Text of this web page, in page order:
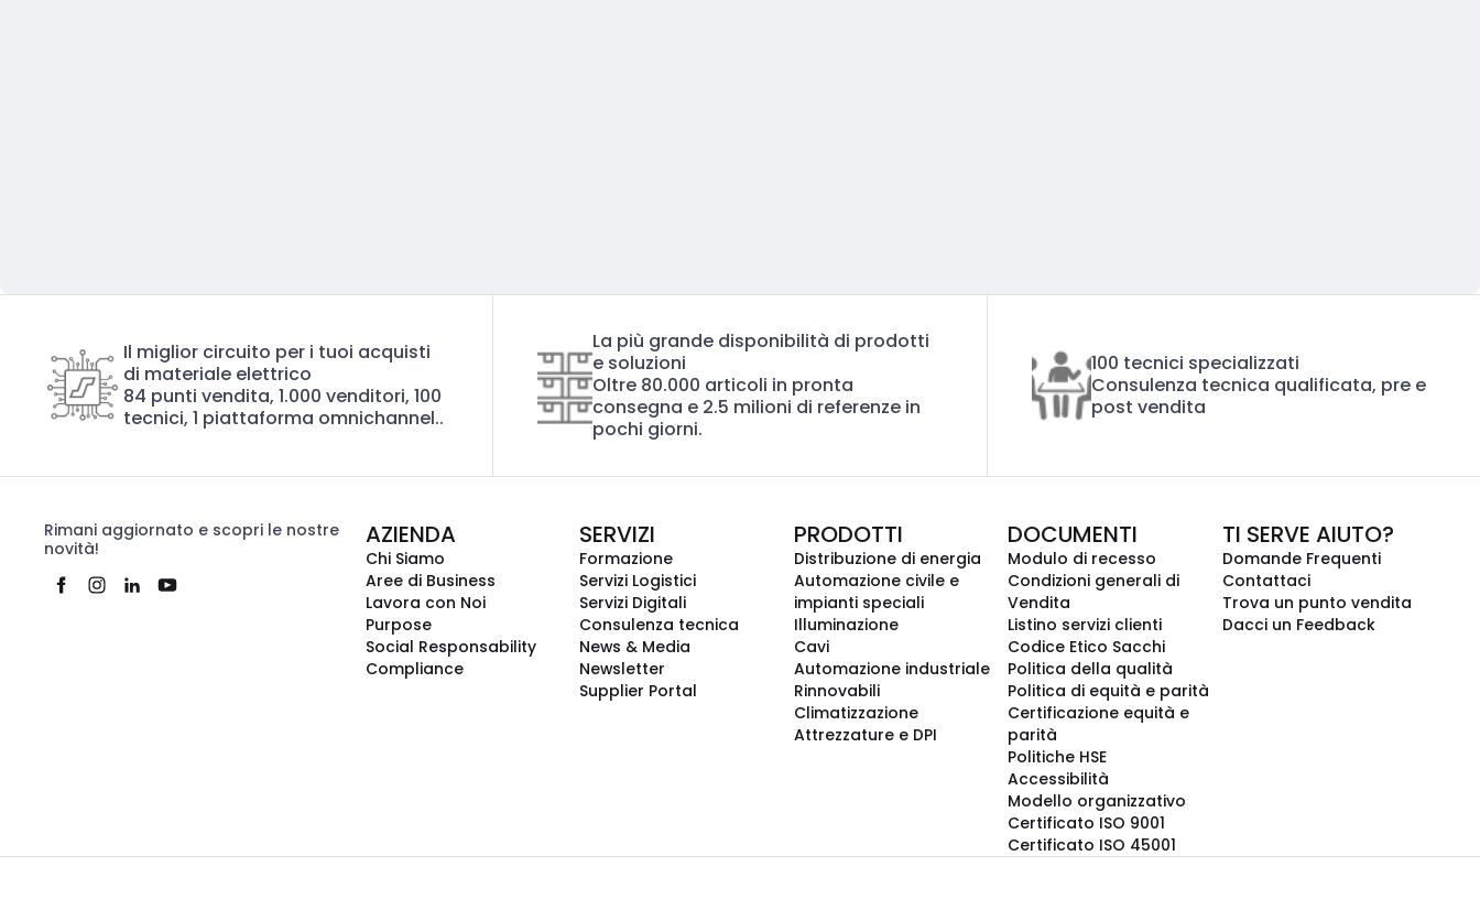
Il miglior circuito per i tuoi acquisti
di materiale elettrico
84 punti vendita, 1.000 venditori, 100
tecnici, 1 piattaforma omnichannel..
La più grande disponibilità di prodotti
e soluzioni
Oltre 80.000 articoli in pronta
consegna e 2.5 milioni di referenze in
pochi giorni.
100 tecnici specializzati
Consulenza tecnica qualificata, pre e
post vendita
Rimani aggiornato e scopri le nostre
novità!
AZIENDA
Chi Siamo
Aree di Business
Lavora con Noi
Purpose
Social Responsability
Compliance
SERVIZI
Formazione
Servizi Logistici
Servizi Digitali
Consulenza tecnica
News & Media
Newsletter
Supplier Portal
PRODOTTI
Distribuzione di energia
Automazione civile e
impianti speciali
Illuminazione
Cavi
Automazione industriale
Rinnovabili
Climatizzazione
Attrezzature e DPI
DOCUMENTI
Modulo di recesso
Condizioni generali di
Vendita
Listino servizi clienti
Codice Etico Sacchi
Politica della qualità
Politica di equità e parità
Certificazione equità e
parità
Politiche HSE
Accessibilità
Modello organizzativo
Certificato ISO 9001
Certificato ISO 45001
TI SERVE AIUTO?
Domande Frequenti
Contattaci
Trova un punto vendita
Dacci un Feedback